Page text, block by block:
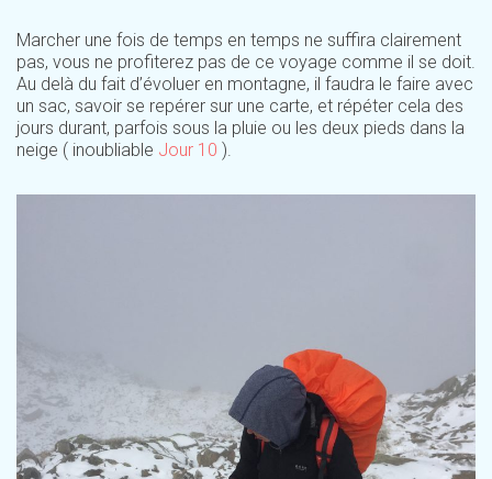
Marcher une fois de temps en temps ne suffira clairement
pas, vous ne profiterez pas de ce voyage comme il se doit.
Au delà du fait d’évoluer en montagne, il faudra le faire avec
un sac, savoir se repérer sur une carte, et répéter cela des
jours durant, parfois sous la pluie ou les deux pieds dans la
neige ( inoubliable Jour 10 ).